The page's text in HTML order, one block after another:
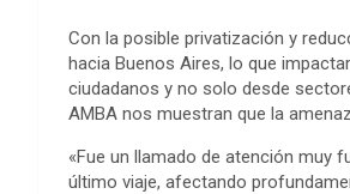
Con la posible privatización y
hacia Buenos Aires, lo que
ciudadanos y no solo desde
AMBA nos muestran que la
«Fue un llamado de atención muy
último viaje, afectando